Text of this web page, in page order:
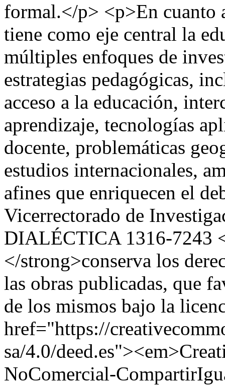
formal.</p> <p>En cuanto
tiene como eje central la
múltiples enfoques de
estrategias pedagógicas,
acceso a la educación,
aprendizaje, tecnologías
docente, problemáticas
estudios internacionales,
afines que enriquecen el
Vicerrectorado de
DIALÉCTICA 1316-7243
</strong>conserva los
las obras publicadas, que
de los mismos bajo la
href="https://
sa/4.0/
NoComercial-